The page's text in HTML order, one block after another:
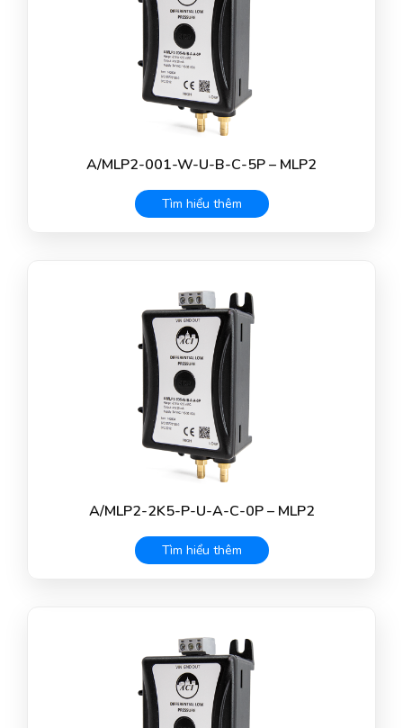
A/MLP2-001-W-U-B-C-5P – MLP2
Tìm hiểu thêm
A/MLP2-2K5-P-U-A-C-0P – MLP2
Tìm hiểu thêm